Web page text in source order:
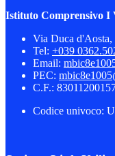
Istituto Comprensivo I
Via Duca
Tel: +039
Email:
PEC:
C.F.:
Codice univoco: